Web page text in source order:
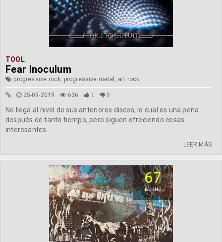
TOOL
Fear Inoculum
progressive rock, progressive metal, art rock
25-09-2019 636 1 0
No llega al nivel de sus anteriores discos, lo cual es una pena
después de tanto tiempo, pero siguen ofreciendo cosas
interesantes.
LEER MÁS
67
BUENO